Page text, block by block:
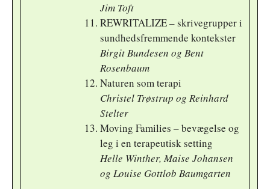
Jim Toft
REWRITALIZE – skrivegrupper i
sundhedsfremmende kontekster
Birgit Bundesen og Bent
Rosenbaum
Naturen som terapi
Christel Trøstrup og Reinhard
Stelter
Moving Families – bevægelse og
leg i en terapeutisk setting
Helle Winther, Maise Johansen
og Louise Gottlob Baumgarten